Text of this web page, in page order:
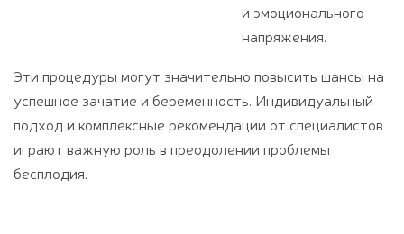
и эмоционального
напряжения.
Эти процедуры могут значительно повысить шансы на
успешное зачатие и беременность. Индивидуальный
подход и комплексные рекомендации от специалистов
играют важную роль в преодолении проблемы
бесплодия.